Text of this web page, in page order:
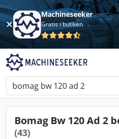
Machineseeker
Gratis i butiken
Bomag Bw 120 Ad 2
(43)